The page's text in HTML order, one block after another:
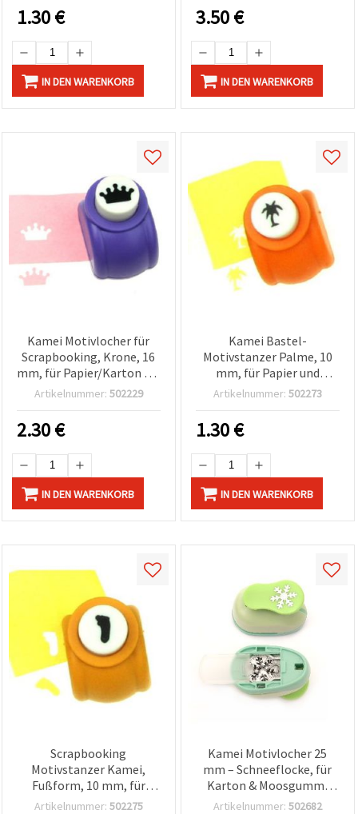
1.30€
IN DEN WARENKORB
3.50€
IN DEN WARENKORB
Kamei Motivlocher für
Scrapbooking, Krone, 16
mm, für Papier/Karton bis
160 g/m²
Artikelnummer: 502229
2.30€
IN DEN WARENKORB
Kamei Bastel-
Motivstanzer Palme, 10
mm, für Papier und
Karton bis 160 g/m²
Artikelnummer: 502273
1.30€
IN DEN WARENKORB
Scrapbooking
Motivstanzer Kamei,
Fußform, 10 mm, für
Karton bis 160 g/m²
Artikelnummer: 502275
Kamei Motivlocher 25
mm – Schneeflocke, für
Karton & Moosgummi
(EVA-Schaum), ideal für
Artikelnummer: 502682